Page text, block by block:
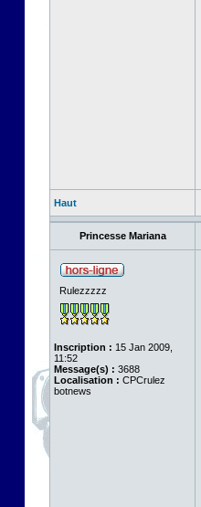
Haut
Princesse Mariana
Rulezzzzz
Inscription : 15 Jan 2009,
11:52
Message(s) : 3688
Localisation : CPCrulez
botnews